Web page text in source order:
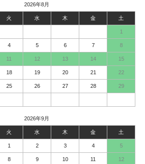
2026年8月
火 水 木 金 土
1
4 5 6 7 8
11 12 13 14 15
18 19 20 21 22
25 26 27 28 29
2026年9月
火 水 木 金 土
1 2 3 4 5
8 9 10 11 12